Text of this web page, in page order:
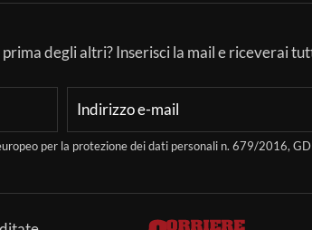
degli altri? Inserisci la mail e riceverai
per la protezione dei dati personali n. 679/2016,